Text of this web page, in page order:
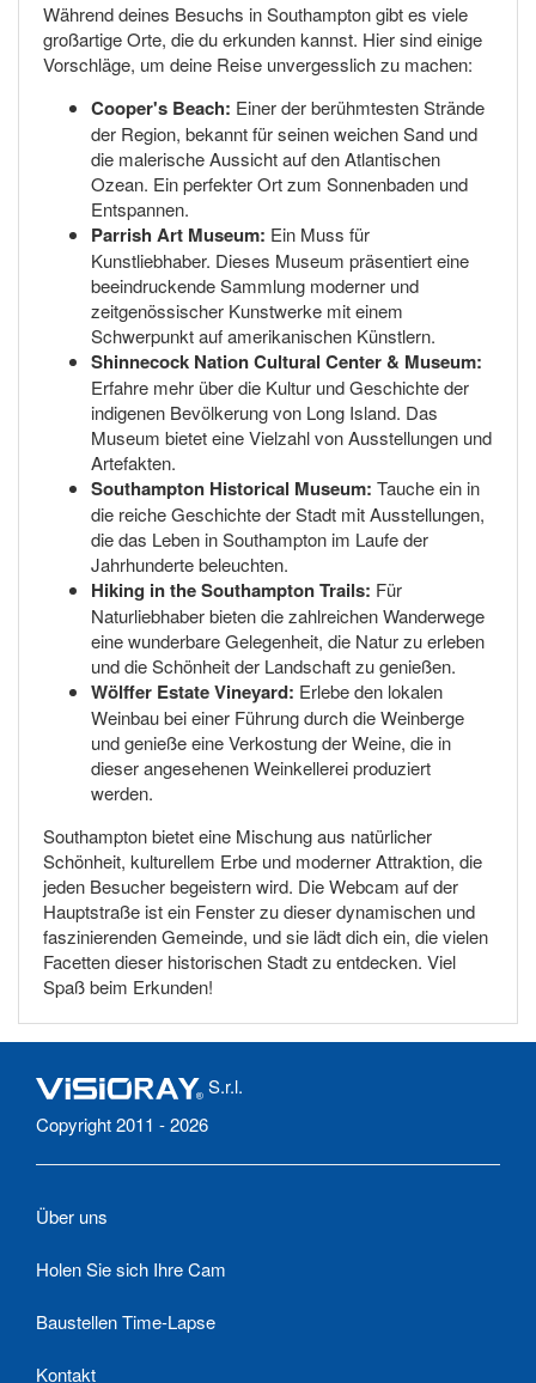
Während deines Besuchs in Southampton gibt es viele
großartige Orte, die du erkunden kannst. Hier sind einige
Vorschläge, um deine Reise unvergesslich zu machen:
Cooper's Beach: Einer der berühmtesten Strände
der Region, bekannt für seinen weichen Sand und
die malerische Aussicht auf den Atlantischen
Ozean. Ein perfekter Ort zum Sonnenbaden und
Entspannen.
Parrish Art Museum: Ein Muss für
Kunstliebhaber. Dieses Museum präsentiert eine
beeindruckende Sammlung moderner und
zeitgenössischer Kunstwerke mit einem
Schwerpunkt auf amerikanischen Künstlern.
Shinnecock Nation Cultural Center & Museum:
Erfahre mehr über die Kultur und Geschichte der
indigenen Bevölkerung von Long Island. Das
Museum bietet eine Vielzahl von Ausstellungen und
Artefakten.
Southampton Historical Museum: Tauche ein in
die reiche Geschichte der Stadt mit Ausstellungen,
die das Leben in Southampton im Laufe der
Jahrhunderte beleuchten.
Hiking in the Southampton Trails: Für
Naturliebhaber bieten die zahlreichen Wanderwege
eine wunderbare Gelegenheit, die Natur zu erleben
und die Schönheit der Landschaft zu genießen.
Wölffer Estate Vineyard: Erlebe den lokalen
Weinbau bei einer Führung durch die Weinberge
und genieße eine Verkostung der Weine, die in
dieser angesehenen Weinkellerei produziert
werden.
Southampton bietet eine Mischung aus natürlicher
Schönheit, kulturellem Erbe und moderner Attraktion, die
jeden Besucher begeistern wird. Die Webcam auf der
Hauptstraße ist ein Fenster zu dieser dynamischen und
faszinierenden Gemeinde, und sie lädt dich ein, die vielen
Facetten dieser historischen Stadt zu entdecken. Viel
Spaß beim Erkunden!
S.r.l.
Copyright 2011 - 2026
Über uns
Holen Sie sich Ihre Cam
Baustellen Time-Lapse
Kontakt